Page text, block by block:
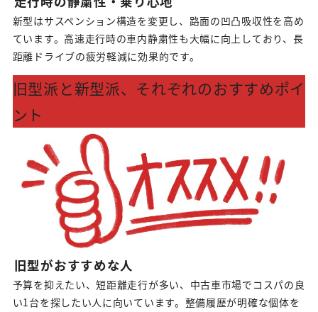
新型はサスペンション構造を変更し、路面の凹凸吸収性を高め
ています。高速走行時の車内静粛性も大幅に向上しており、長
距離ドライブの疲労軽減に効果的です。
旧型派と新型派、それぞれのおすすめポイ
ント
旧型がおすすめな人
予算を抑えたい、短距離走行が多い、中古車市場でコスパの良
い1台を探したい人に向いています。整備履歴が明確な個体を